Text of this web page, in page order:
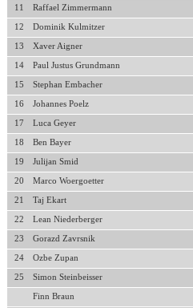
11 Raffael Zimmermann
12 Dominik Kulmitzer
13 Xaver Aigner
14 Paul Justus Grundmann
15 Stephan Embacher
16 Johannes Poelz
17 Luca Geyer
18 Ben Bayer
19 Julijan Smid
20 Marco Woergoetter
21 Taj Ekart
22 Lean Niederberger
23 Gorazd Zavrsnik
24 Ozbe Zupan
25 Simon Steinbeisser
Finn Braun